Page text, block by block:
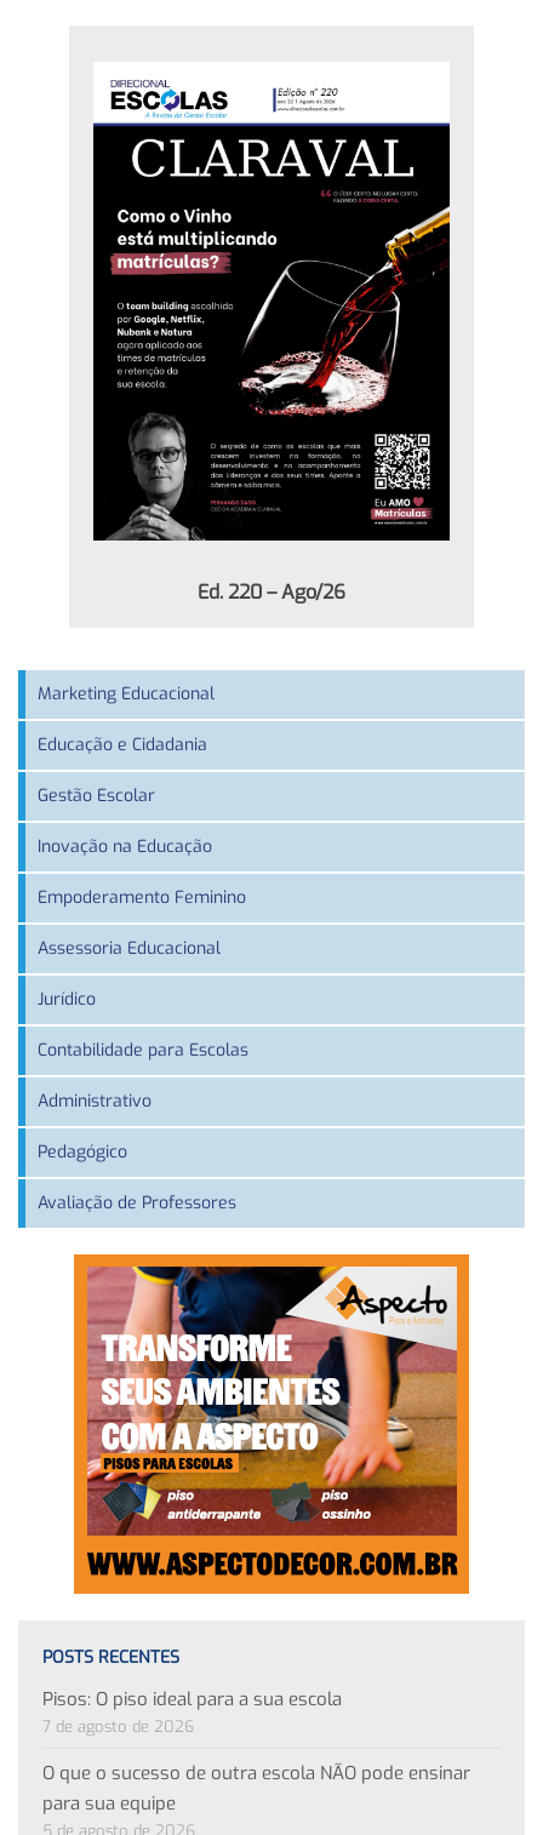
Ed. 220 – Ago/26
Marketing Educacional
Educação e Cidadania
Gestão Escolar
Inovação na Educação
Empoderamento Feminino
Assessoria Educacional
Jurídico
Contabilidade para Escolas
Administrativo
Pedagógico
Avaliação de Professores
POSTS RECENTES
Pisos: O piso ideal para a sua escola
7 de agosto de 2026
O que o sucesso de outra escola NÃO pode ensinar
para sua equipe
5 de agosto de 2026